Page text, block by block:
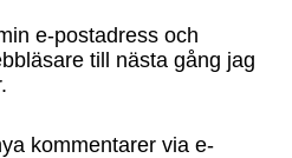
e-postadress och
till nästa gång jag
kommentarer via e-